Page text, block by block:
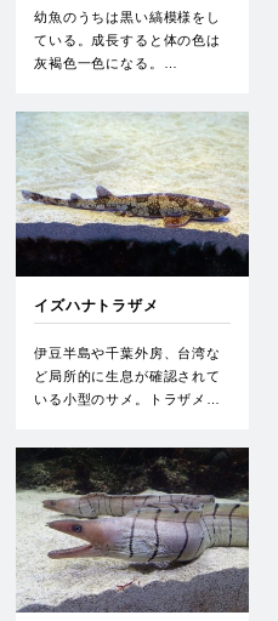
幼魚のうちは黒い縞模様をし
ている。成長すると体の色は
灰褐色一色になる。…
イズハナトラザメ
伊豆半島や千葉外房、台湾な
ど局所的に生息が確認されて
いる小型のサメ。トラザメ…